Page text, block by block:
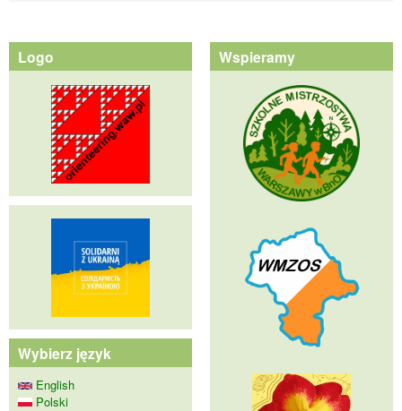
Logo
Wybierz język
English
Polski
Wspieramy